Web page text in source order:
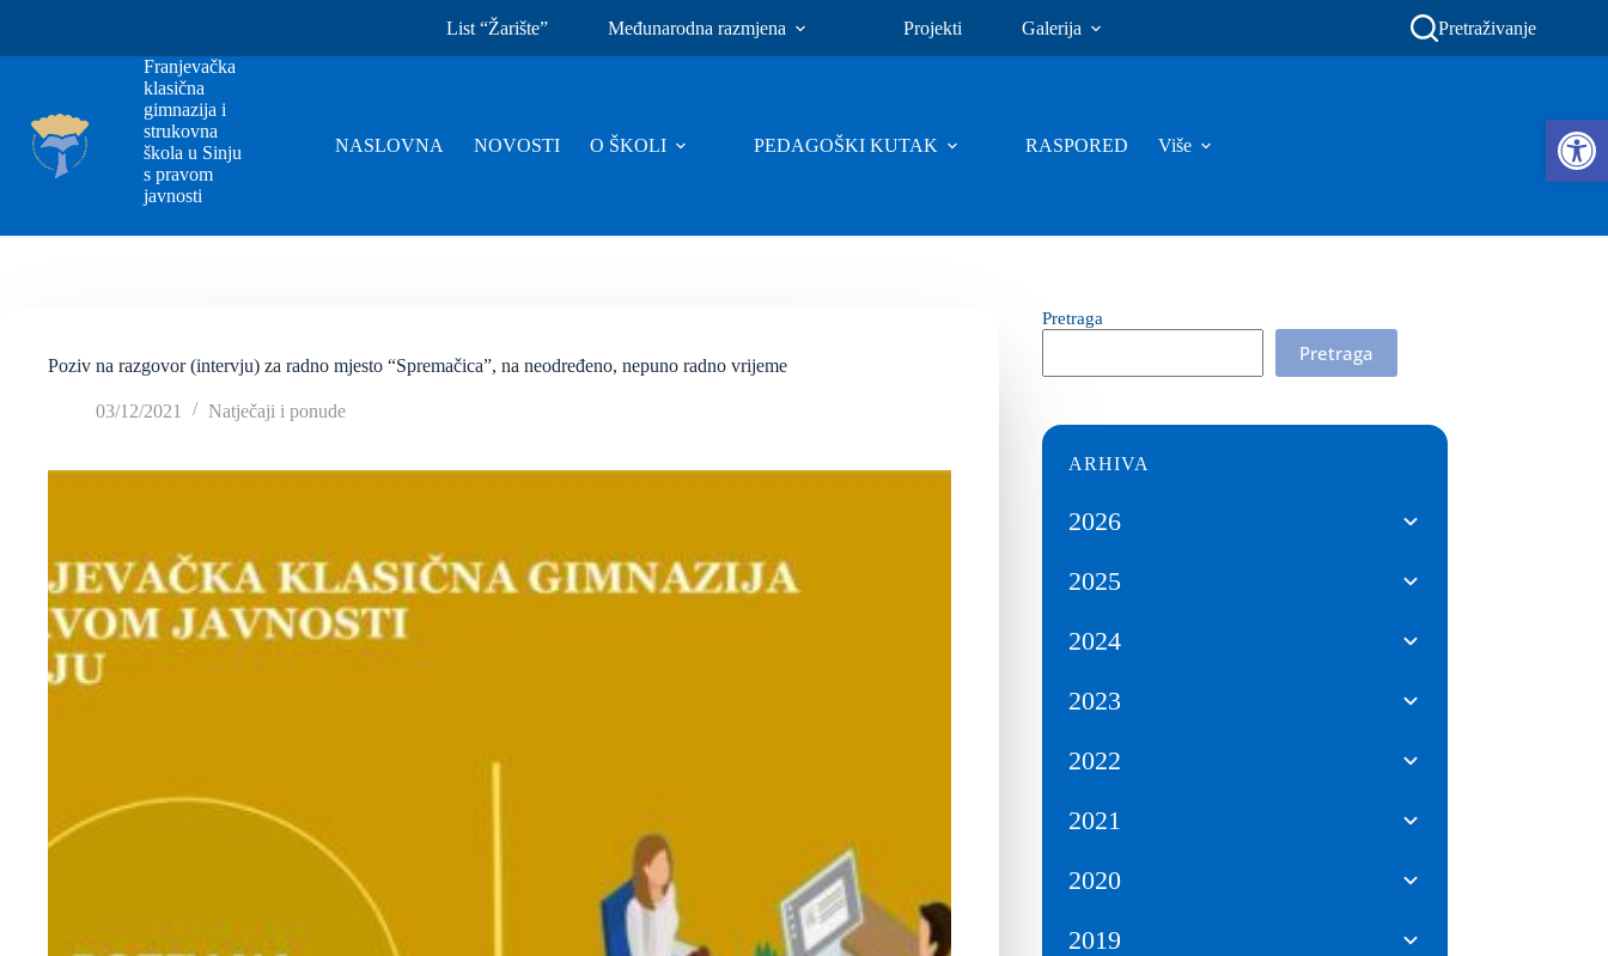
List “Žarište” Međunarodna razmjena Projekti Galerija
Pretraživanje
Franjevačka
klasična
gimnazija i
strukovna
škola u Sinju
s pravom
javnosti
NASLOVNA NOVOSTI O ŠKOLI PEDAGOŠKI KUTAK RASPORED Više
Poziv na razgovor (intervju) za radno mjesto “Spremačica”, na neodređeno, nepuno radno vrijeme
03/12/2021 Natječaji i ponude
Pretraga
Pretraga
ARHIVA
2026
2025
2024
2023
2022
2021
2020
2019